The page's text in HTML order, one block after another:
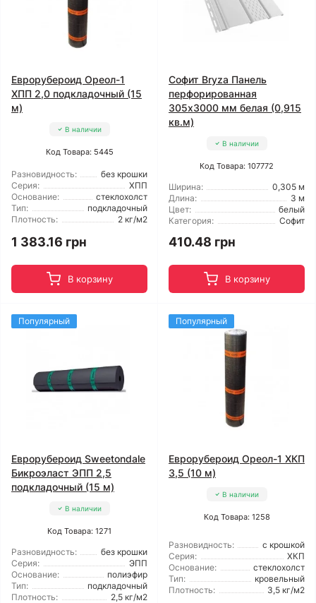
Еврорубероид Ореол-1
ХПП 2,0 подкладочный (15
м)
В наличии
Код Товара: 5445
Разновидность:
без крошки
Серия:
ХПП
Основание:
стеклохолст
Тип:
подкладочный
Плотность:
2 кг/м2
1 383.16 грн
В корзину
Софит Bryza Панель
перфорированная
305х3000 мм белая (0,915
кв.м)
В наличии
Код Товара: 107772
Ширина:
0,305 м
Длина:
3 м
Цвет:
белый
Категория:
Софит
410.48 грн
В корзину
Популярный
Еврорубероид Sweetondale
Бикроэласт ЭПП 2,5
подкладочный (15 м)
В наличии
Код Товара: 1271
Разновидность:
без крошки
Серия:
ЭПП
Основание:
полиэфир
Тип:
подкладочный
Плотность:
2,5 кг/м2
Популярный
Еврорубероид Ореол-1 ХКП
3,5 (10 м)
В наличии
Код Товара: 1258
Разновидность:
с крошкой
Серия:
ХКП
Основание:
стеклохолст
Тип:
кровельный
Плотность:
3,5 кг/м2